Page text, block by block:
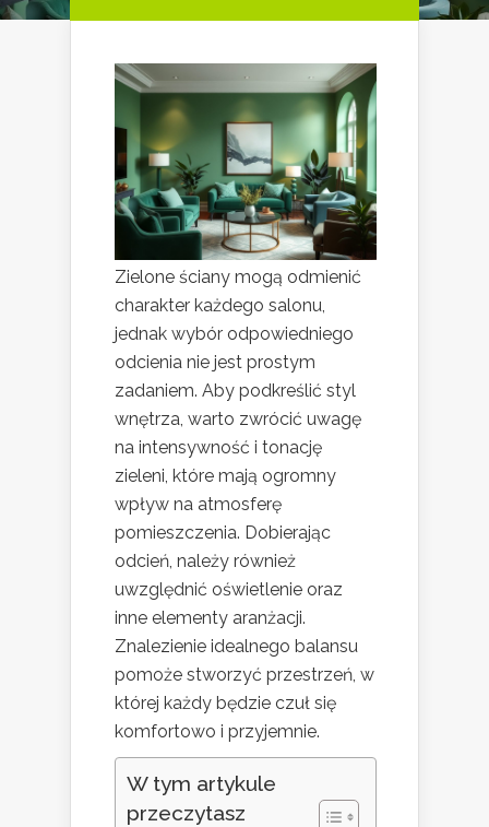
Zielone ściany mogą odmienić
charakter każdego salonu,
jednak wybór odpowiedniego
odcienia nie jest prostym
zadaniem. Aby podkreślić styl
wnętrza, warto zwrócić uwagę
na intensywność i tonację
zieleni, które mają ogromny
wpływ na atmosferę
pomieszczenia. Dobierając
odcień, należy również
uwzględnić oświetlenie oraz
inne elementy aranżacji.
Znalezienie idealnego balansu
pomoże stworzyć przestrzeń, w
której każdy będzie czuł się
komfortowo i przyjemnie.
W tym artykule
przeczytasz